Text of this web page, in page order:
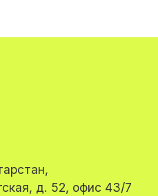
д. 52, офис 43/7